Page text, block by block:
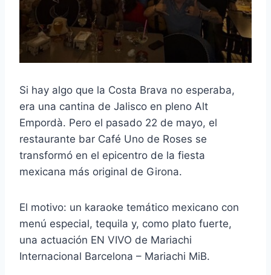
Si hay algo que la Costa Brava no esperaba,
era una cantina de Jalisco en pleno Alt
Empordà. Pero el pasado 22 de mayo, el
restaurante bar Café Uno de Roses se
transformó en el epicentro de la fiesta
mexicana más original de Girona.
El motivo: un karaoke temático mexicano con
menú especial, tequila y, como plato fuerte,
una actuación EN VIVO de Mariachi
Internacional Barcelona – Mariachi MiB.